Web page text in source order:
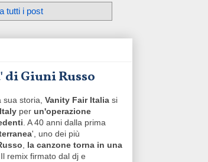
tutti i post
Giuni Russo
sua storia, Vanity Fair Italia si
per un'operazione
. A 40 anni dalla prima
', uno dei più
, la canzone torna in una
remix firmato dal dj e